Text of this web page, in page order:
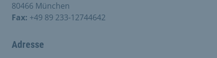
80466 München
Fax: +49 89 233-12744642
Adresse